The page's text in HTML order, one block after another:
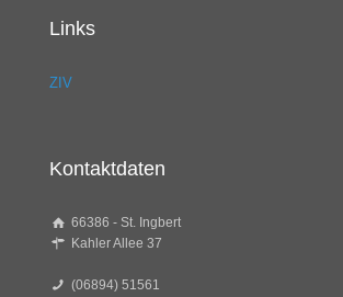
Links
ZIV
Kontaktdaten
66386 - St. Ingbert
Kahler Allee 37
(06894) 51561